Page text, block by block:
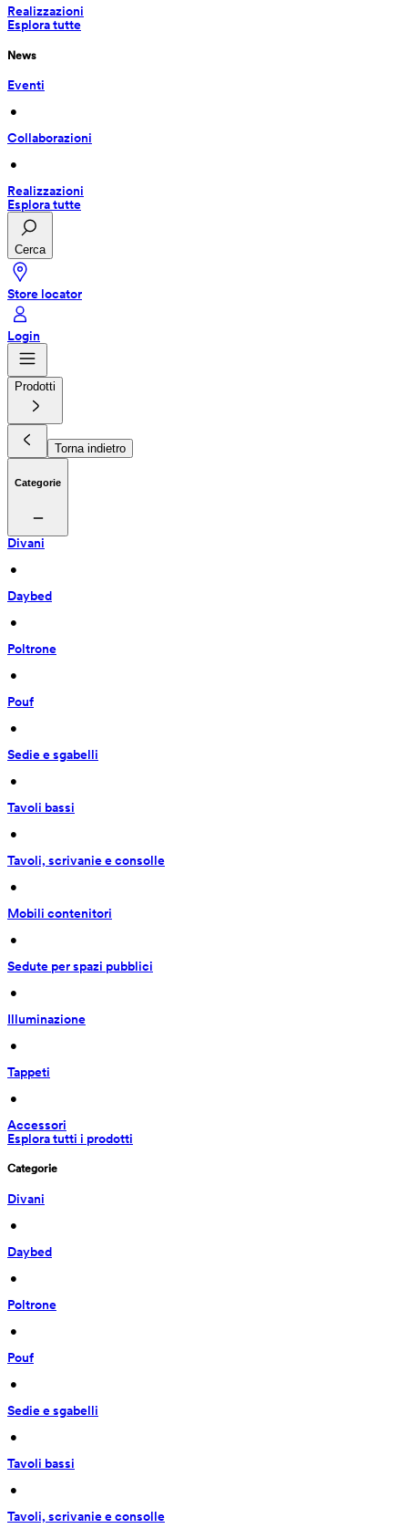
Realizzazioni
Esplora tutte
News
Eventi
•
Collaborazioni
•
Realizzazioni
Esplora tutte
Cerca
Store locator
Login
Prodotti
Torna indietro
Categorie
Divani
•
Daybed
•
Poltrone
•
Pouf
•
Sedie e sgabelli
•
Tavoli bassi
•
Tavoli, scrivanie e consolle
•
Mobili contenitori
•
Sedute per spazi pubblici
•
Illuminazione
•
Tappeti
•
Accessori
Esplora tutti i prodotti
Categorie
Divani
•
Daybed
•
Poltrone
•
Pouf
•
Sedie e sgabelli
•
Tavoli bassi
•
Tavoli, scrivanie e consolle